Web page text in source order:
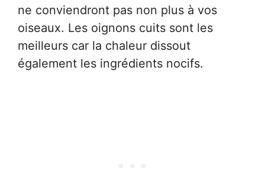
ne conviendront pas non plus à vos
oiseaux. Les oignons cuits sont les
meilleurs car la chaleur dissout
également les ingrédients nocifs.